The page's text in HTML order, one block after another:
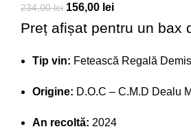
234,00lei 156,00 lei
Preț afișat pentru un bax
Tip vin: Fetească Regală
Origine: D.O.C – C.M.D Dealu
An recoltă: 2024